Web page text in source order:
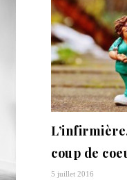
coup de
5 juillet 2016